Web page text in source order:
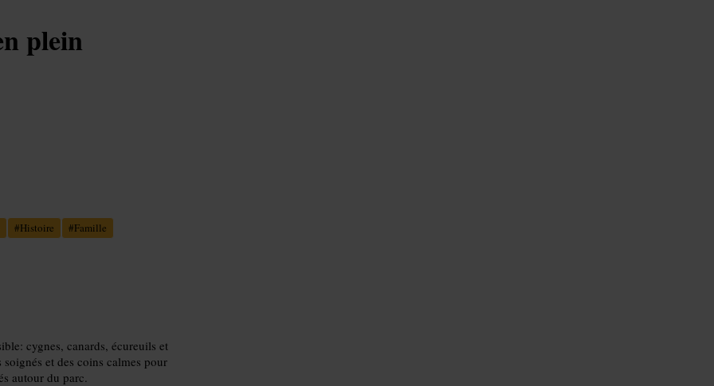
plein
#Histoire #Famille
cygnes, canards, écureuils et
et des coins calmes pour
autour du parc.